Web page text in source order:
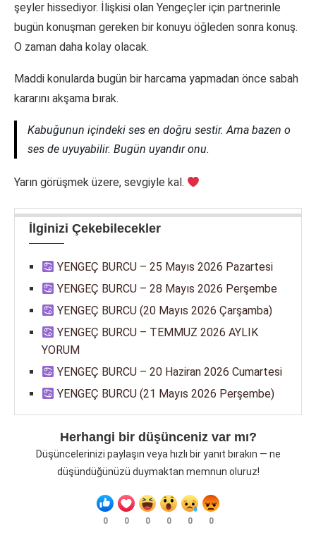
şeyler hissediyor. İlişkisi olan Yengeçler için partnerinle
bugün konuşman gereken bir konuyu öğleden sonra konuş.
O zaman daha kolay olacak.
Maddi konularda bugün bir harcama yapmadan önce sabah
kararını akşama bırak.
Kabuğunun içindeki ses en doğru sestir. Ama bazen o
ses de uyuyabilir. Bugün uyandır onu.
Yarın görüşmek üzere, sevgiyle kal.
İlginizi Çekebilecekler
YENGEÇ BURCU – 25 Mayıs 2026 Pazartesi
YENGEÇ BURCU – 28 Mayıs 2026 Perşembe
YENGEÇ BURCU (20 Mayıs 2026 Çarşamba)
YENGEÇ BURCU – TEMMUZ 2026 AYLIK
YORUM
YENGEÇ BURCU – 20 Haziran 2026 Cumartesi
YENGEÇ BURCU (21 Mayıs 2026 Perşembe)
Herhangi bir düşünceniz var mı?
Düşüncelerinizi paylaşın veya hızlı bir yanıt bırakın — ne
düşündüğünüzü duymaktan memnun oluruz!
0 0 0 0 0 0